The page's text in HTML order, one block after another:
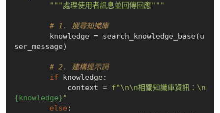
"""處理使用者訊息並回傳回應"""
# 1. 搜尋知識庫
ser_message)
# 2. 建構提示詞
if knowledge:
            context =
f"\n\n相關知識庫資訊：\n
{knowledge}"
else :